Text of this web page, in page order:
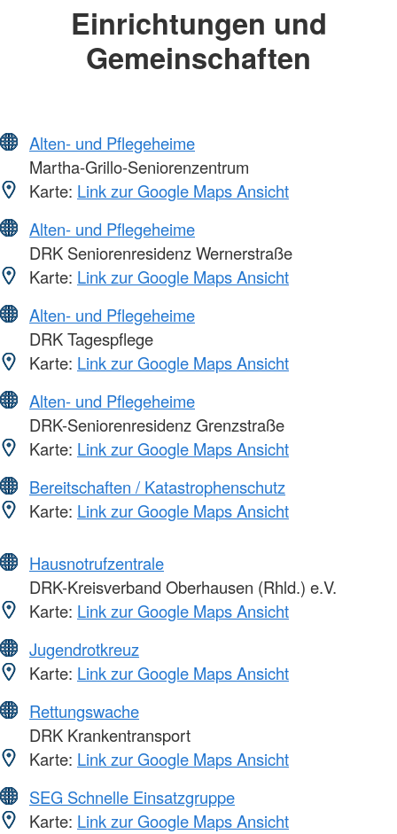
Einrichtungen und
Gemeinschaften
Alten- und Pflegeheime
Martha-Grillo-Seniorenzentrum
Karte: Link zur Google Maps Ansicht
Alten- und Pflegeheime
DRK Seniorenresidenz Wernerstraße
Karte: Link zur Google Maps Ansicht
Alten- und Pflegeheime
DRK Tagespflege
Karte: Link zur Google Maps Ansicht
Alten- und Pflegeheime
DRK-Seniorenresidenz Grenzstraße
Karte: Link zur Google Maps Ansicht
Bereitschaften / Katastrophenschutz
Karte: Link zur Google Maps Ansicht
Hausnotrufzentrale
DRK-Kreisverband Oberhausen (Rhld.) e.V.
Karte: Link zur Google Maps Ansicht
Jugendrotkreuz
Karte: Link zur Google Maps Ansicht
Rettungswache
DRK Krankentransport
Karte: Link zur Google Maps Ansicht
SEG Schnelle Einsatzgruppe
Karte: Link zur Google Maps Ansicht